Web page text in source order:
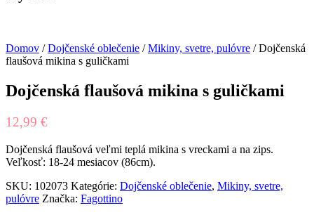
Domov /Dojčenské oblečenie /Mikiny, svetre, pulóvre / Dojčenská
flaušová mikina s guličkami
Dojčenská flaušová mikina s guličkami
12,99 €
Dojčenská flaušová veľmi teplá mikina s vreckami a na zips.
Veľkosť: 18-24 mesiacov (86cm).
SKU: 102073 Kategórie: Dojčenské oblečenie, Mikiny, svetre,
pulóvre Značka: Fagottino